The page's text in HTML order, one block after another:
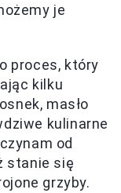
je
proces, który
kilku
masło
kulinarne
od
stanie się
grzyby.